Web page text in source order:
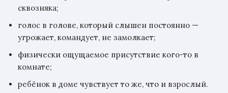
сквозняка;
голос в голове, который слышен постоянно —
угрожает, командует, не замолкает;
физически ощущаемое присутствие кого-то в
комнате;
ребёнок в доме чувствует то же, что и взрослый.